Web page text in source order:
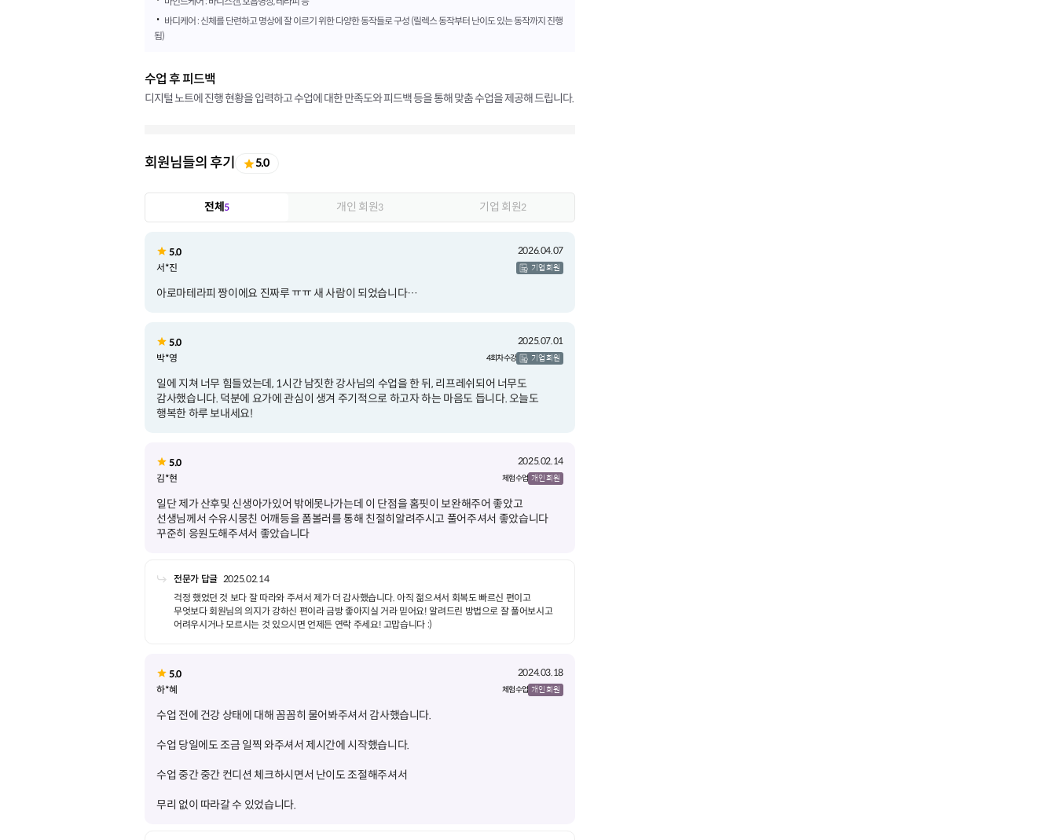
· 바디케어 : 신체를 단련하고 명상에 잘 이르기 위한 다양한 동작들로 구성 (릴렉스 동작부터 난이도 있는 동작까지 진행
됨)
수업 후 피드백
디지털 노트에 진행 현황을 입력하고 수업에 대한 만족도와 피드백 등을 통해 맞춤 수업을 제공해 드립니다.
회원님들의 후기 5.0
전체5 개인 회원3 기업 회원2
5.0
2026.04.07
서*진
기업 회원
아로마테라피 짱이에요 진짜루 ㅠㅠ 새 사람이 되었습니다…
5.0
2025.07.01
박*영
4회차 수강 기업 회원
일에 지쳐 너무 힘들었는데, 1시간 남짓한 강사님의 수업을 한 뒤, 리프레쉬되어 너무도
감사했습니다. 덕분에 요가에 관심이 생겨 주기적으로 하고자 하는 마음도 듭니다. 오늘도
행복한 하루 보내세요!
5.0
2025.02.14
김*현
체험 수업 개인 회원
일단 제가 산후및 신생아가있어 밖에못나가는데 이 단점을 홈핏이 보완해주어 좋았고
선생님께서 수유시뭉친 어깨등을 폼볼러를 통해 친절히알려주시고 풀어주셔서 좋았습니다
꾸준히 응원도해주셔서 좋았습니다
전문가 답글 2025.02.14
걱정 했었던 것 보다 잘 따라와 주셔서 제가 더 감사했습니다. 아직 젊으셔서 회복도 빠르신 편이고
무엇보다 회원님의 의지가 강하신 편이라 금방 좋아지실 거라 믿어요! 알려드린 방법으로 잘 풀어보시고
어려우시거나 모르시는 것 있으시면 언제든 연락 주세요! 고맙습니다 :)
5.0
2024.03.18
하*혜
체험 수업 개인 회원
무리 없이 따라갈 수 있었습니다.